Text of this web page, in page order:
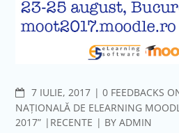
7 IULIE, 2017 COMMENTS
0 FEEDBACKS
NAȚIONALĂ DE ELEARNING
2017”
RECENTE BYADMIN